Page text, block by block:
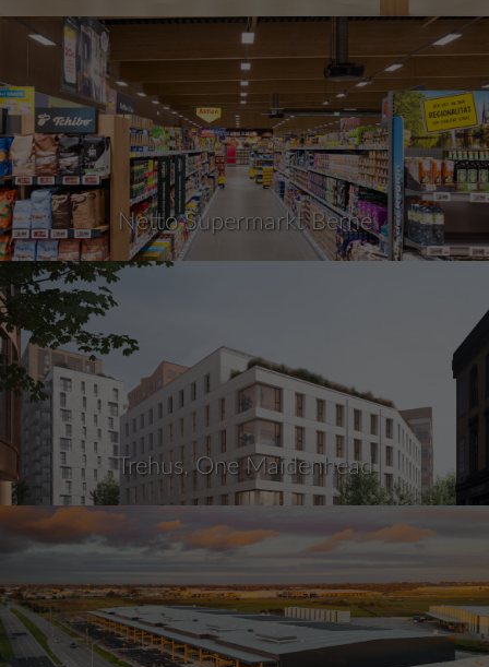
Netto Supermarkt Berne
Trehus, One Maidenhead